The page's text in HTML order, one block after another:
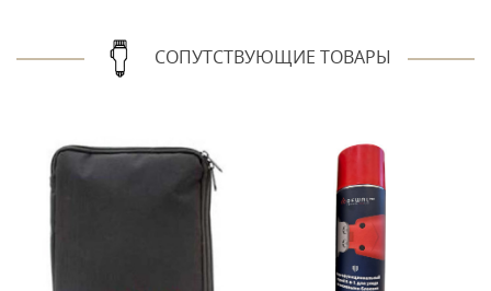
СОПУТСТВУЮЩИЕ ТОВАРЫ